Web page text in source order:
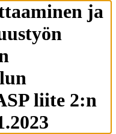
ja
liite 2:n